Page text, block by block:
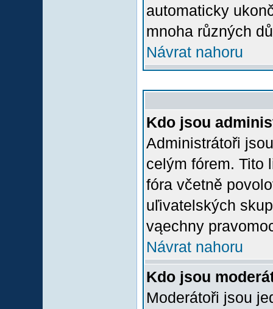
automaticky
mnoha různých
Návrat nahoru
Kdo jsou
Administrátoři
celým fórem. Tito
fóra včetně
uľivatelských
vąechny
Návrat nahoru
Kdo jsou
Moderátoři jsou